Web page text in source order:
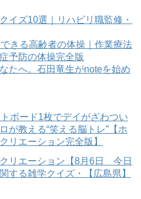
イズ10選｜リハビリ職監修・
きる高齢者の体操｜作業療法
予防の体操完全版
たへ。石田竜生がnoteを始め
トボード1枚でデイがざわつい
が教える“笑える脳トレ”【ホ
リエーション完全版】
リエーション【8月6日 今日
する雑学クイズ・【広島県】